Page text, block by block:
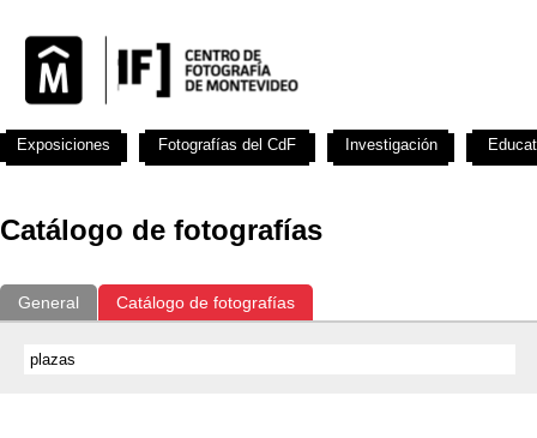
Catálogo de fotografías
General Catálogo de fotografías
Exposiciones Fotografías del CdF Investigación